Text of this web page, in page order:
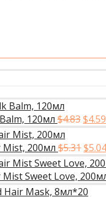
120мл $4.83$4.59
200мл $5.31
цена
$5.04
Sweet Love,